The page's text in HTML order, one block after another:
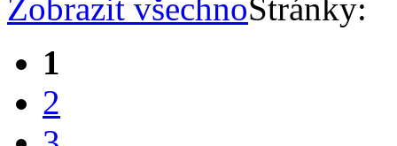
Zobrazit všechnoStránky:
1
2